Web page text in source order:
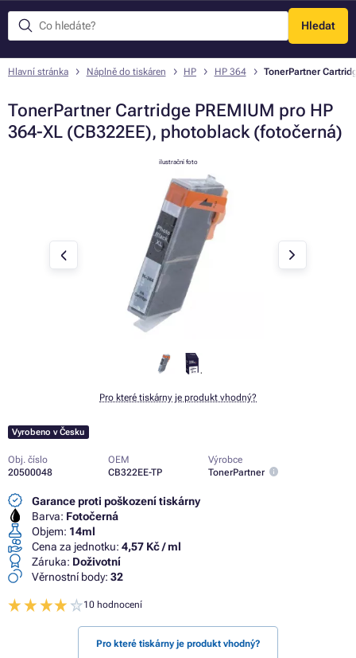
Hledat
Menu
Hlavní stránka Náplně do tiskáren HP HP 364 TonerPartner
TonerPartner Cartridge PREMIUM pro HP
364-XL (CB322EE), photoblack (fotočerná)
ilustrační foto
Pro které tiskárny je produkt vhodný?
Vyrobeno v Česku
Obj. číslo
20500048
OEM
CB322EE-TP
Výrobce
TonerPartner
Garance proti poškození tiskárny
Barva: Fotočerná
Objem: 14ml
Cena za jednotku: 4,57 Kč / ml
Záruka: Doživotní
Věrnostní body: 32
10 hodnocení
Pro které tiskárny je produkt vhodný?